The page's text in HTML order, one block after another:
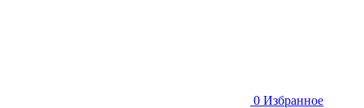
0 Избранное